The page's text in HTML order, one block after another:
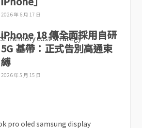
2026 年 6 月 17 日
iPhone 18 傳全面採用自研
5G 基帶：正式告別高通束
縛
2026 年 5 月 15 日